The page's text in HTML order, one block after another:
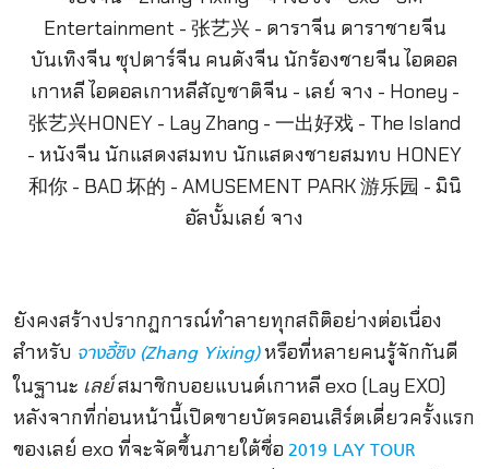
ยังคงสร้างปรากฏการณ์ทำลายทุกสถิติอย่างต่อเนื่อง
สำหรับ จางอี้ซิง (Zhang Yixing)หรือที่หลายคนรู้จักกันดี
ในฐานะ เลย์สมาชิกบอยแบนด์เกาหลี exo (Lay EXO)
หลังจากที่ก่อนหน้านี้เปิดขายบัตรคอนเสิร์ตเดี่ยวครั้งแรก
ของเลย์ exo ที่จะจัดขึ้นภายใต้ชื่อ 2019 LAY TOUR